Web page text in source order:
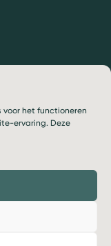
het functioneren
ervaring. Deze